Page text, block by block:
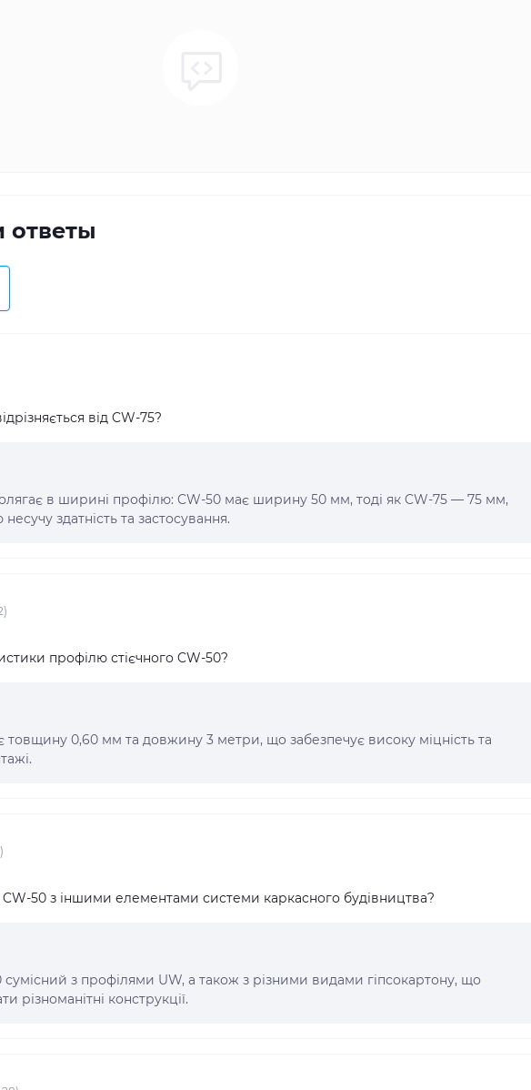
ответы
від CW-75?
в ширині профілю: CW-50 має ширину 50 мм, тоді як CW-75 — 75 мм,
здатність та застосування.
профілю стієчного CW-50?
товщину 0,60 мм та довжину 3 метри, що забезпечує високу міцність та
50 з іншими елементами системи каркасного будівництва?
сумісний з профілями UW, а також з різними видами гіпсокартону, що
різноманітні конструкції.